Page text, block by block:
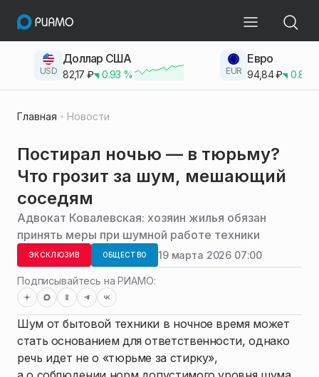
USD
Доллар США
82,17 ₽ 0.93 % EUR
Евро
94,84₽ 0.83
Главная Новости
Постирал ночью — в тюрьму?
Что грозит за шум, мешающий
соседям
Адвокат Ковалевская: хозяин жилья обязан
принять меры при шумной работе техники
ЭКСКЛЮЗИВ ОБЩЕСТВО 19 марта 2026 07:00
Подписывайтесь на РИАМО:
Шум от бытовой техники в ночное время может
стать основанием для ответственности, однако
речь идет не о «тюрьме за стирку»,